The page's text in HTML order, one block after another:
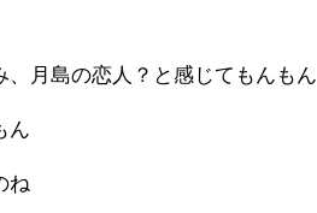
月島の恋人？と感じてもんもん
ん
ね